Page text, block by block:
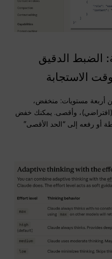
الضبط الدقيق
الاستجابة
أربعة مستويات: منخفض،
وأقصى. يمكنك خفض
أو رفعه إلى “الحد الأقصى”